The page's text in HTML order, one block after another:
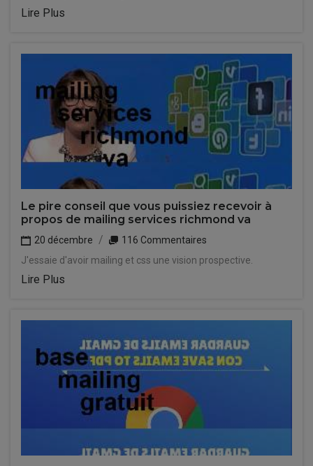
Lire Plus
Le pire conseil que vous puissiez recevoir à
propos de mailing services richmond va
20 décembre
116 Commentaires
J'essaie d'avoir mailing et css une vision prospective.
Lire Plus